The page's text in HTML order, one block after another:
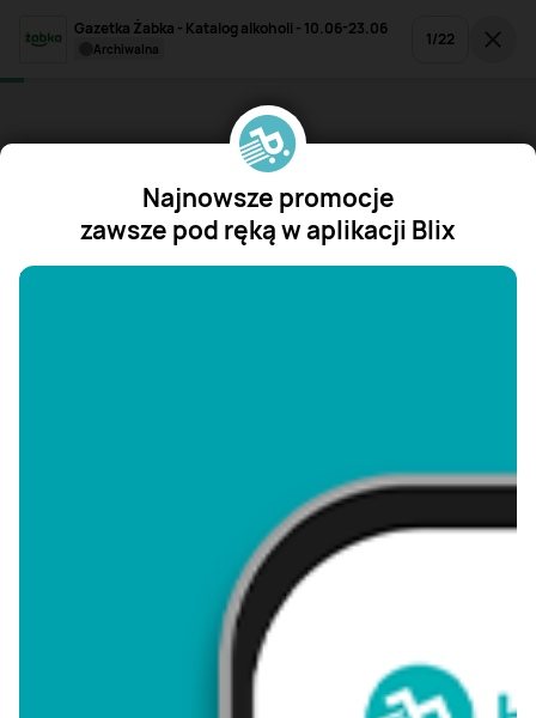
Gazetka Żabka - Katalog alkoholi - 10.06-23.06
archiwalna 1/22
Najnowsze promocje
zawsze pod ręką w aplikacji Blix
"/>